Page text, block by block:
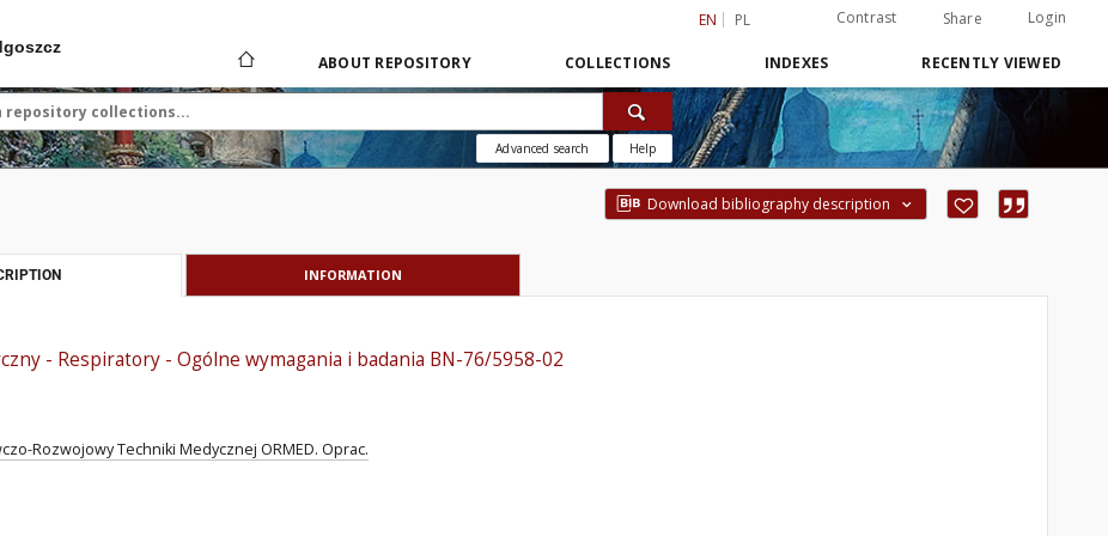
EN PL Contrast Share Login
ABOUT REPOSITORY COLLECTIONS INDEXES RECENTLY VIEWED
Advanced search Help
Download bibliography description
INFORMATION
- Respiratory - Ogólne wymagania i badania BN-76/5958-02
Rozwojowy Techniki Medycznej ORMED. Oprac.